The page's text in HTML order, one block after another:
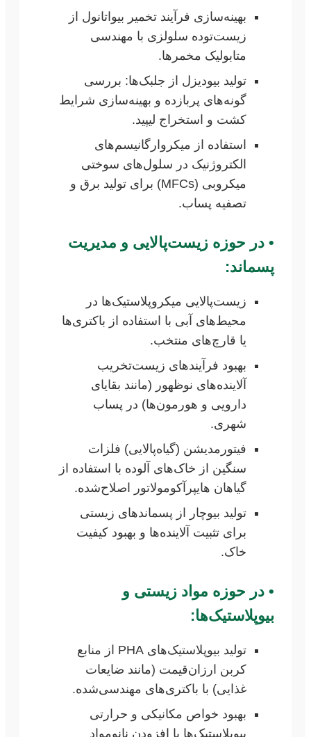
بهینه‌سازی فرآیند تخمیر بیواتانول از
زیست‌توده سلولزی با مهندسی
متابولیک مخمرها.
تولید بیودیزل از جلبک‌ها: بررسی
گونه‌های پربازده و بهینه‌سازی شرایط
کشت و استخراج لیپید.
استفاده از میکروارگانیسم‌های
الکتروژنیک در سلول‌های سوختی
میکروبی (MFCs) برای تولید برق و
تصفیه پساب.
• در حوزه زیست‌پالایی و مدیریت
پسماند:
زیست‌پالایی میکروپلاستیک‌ها در
محیط‌های آبی با استفاده از باکتری‌ها
یا قارچ‌های منتخب.
بهبود فرآیندهای زیست‌تخریب
آلاینده‌های نوظهور (مانند بقایای
دارویی و هورمون‌ها) در پساب
شهری.
فیتورمدیشن (گیاه‌پالایی) فلزات
سنگین از خاک‌های آلوده با استفاده از
گیاهان هایپرآکومولاتور اصلاح‌شده.
تولید بیوچار از پسماندهای زیستی
برای تثبیت آلاینده‌ها و بهبود کیفیت
خاک.
• در حوزه مواد زیستی و
بیوپلاستیک‌ها:
تولید بیوپلاستیک‌های PHA از منابع
کربن ارزان‌قیمت (مانند ضایعات
غذایی) با باکتری‌های مهندسی‌شده.
بهبود خواص مکانیکی و حرارتی
بیوپلاستیک‌ها با افزودن نانومواد